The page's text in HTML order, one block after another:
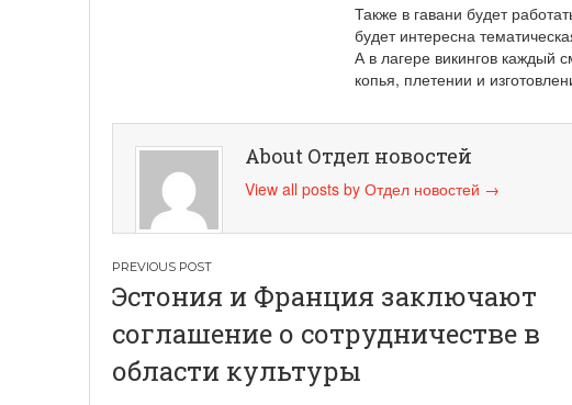
Также в гавани будет
будет интересна
А в лагере викингов каждый
копья, плетении и
About Отдел новостей
View all posts by Отдел новостей →
Н
а
в
и
Эстония и Франция заключают
соглашение о сотрудничестве в
области культуры